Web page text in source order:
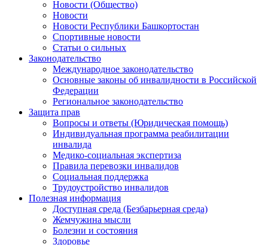
Новости (Общество)
Новости
Новости Республики Башкортостан
Спортивные новости
Статьи о сильных
Законодательство
Международное законодательство
Основные законы об инвалидности в Российской
Федерации
Региональное законодательство
Защита прав
Вопросы и ответы (Юридическая помощь)
Индивидуальная программа реабилитации
инвалида
Медико-социальная экспертиза
Правила перевозки инвалидов
Социальная поддержка
Трудоустройство инвалидов
Полезная информация
Доступная среда (Безбарьерная среда)
Жемчужина мысли
Болезни и состояния
Здоровье